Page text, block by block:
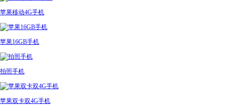
苹果移动4G手机
苹果16GB手机
拍照手机
苹果双卡双4G手机